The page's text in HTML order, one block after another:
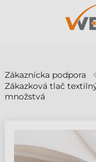
Zákaznícka podpora
Zákazková tlač
množstvá